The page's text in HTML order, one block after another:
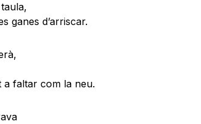
ganes d’arriscar.
a faltar com la neu.